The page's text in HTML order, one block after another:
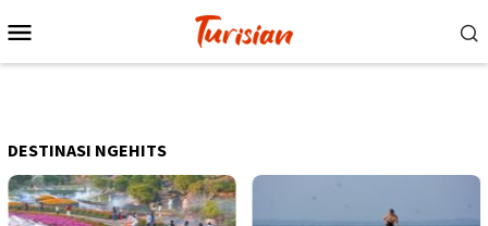
ke
Mobile
DESTINASI NGEHITS